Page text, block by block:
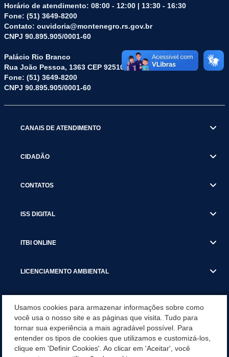
Horário de atendimento: 08:00 - 12:00 | 13:30 - 16:30
Fone: (51) 3649-8200
Contato: ouvidoria@montenegro.rs.gov.br
CNPJ 90.895.905/0001-60
Palácio Rio Branco
Rua João Pessoa, 1363 CEP 92510-045
Fone: (51) 3649-8200
CNPJ 90.895.905/0001-60
CANAIS DE ATENDIMENTO
CIDADÃO
CONTATOS
ISS DIGITAL
ITBI ONLINE
LICENCIAMENTO AMBIENTAL
SERVIÇOS
Usamos cookies para armazenar informações sobre como
você usa o nosso site e as páginas que visita. Tudo para
tornar sua experiência a mais agradável possível. Para
entender os tipos de cookies que utilizamos e customizá-los,
clique em 'Definir Cookies'. Ao clicar em 'Aceitar', você